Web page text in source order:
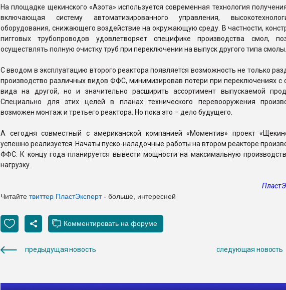
На площадке щекинского «Азота» используется современная технология
включающая систему автоматизированного управления,
оборудования, снижающего воздействие на окружающую среду. В частности,
пигговых трубопроводов удовлетворяет специфике производства смол,
осуществлять полную очистку труб при переключении на выпуск другого типа смолы.
С вводом в эксплуатацию второго реактора появляется возможность не только
производство различных видов ФФС, минимизировав потери при переключениях с
вида на другой, но и значительно расширить ассортимент выпускаемой
Специально для этих целей в планах технического перевооружения
возможен монтаж и третьего реактора. Но пока это – дело будущего.
А сегодня совместный с американской компанией «Моментив» проект
успешно реализуется. Начаты пуско-наладочные работы на втором реакторе
ФФС. К концу года планируется вывести мощности на максимальную
нагрузку.
Читайте твиттер ПластЭксперт- больше, интересней
предыдущая новость следующая новость